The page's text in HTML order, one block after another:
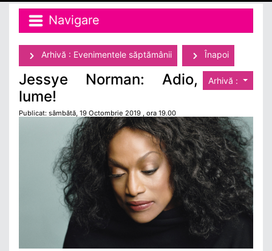
Navigare
Arhivă : Evenimentele săptămânii Înapoi
Arhivă :
Jessye Norman: Adio,
lume!
Publicat: sâmbătă, 19 Octombrie 2019 , ora 19.00